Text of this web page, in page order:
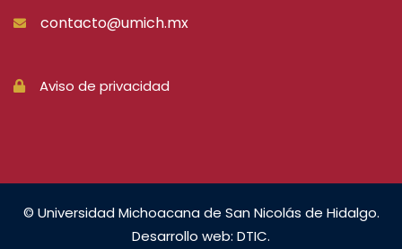
contacto@umich.mx
Aviso de privacidad
© Universidad Michoacana de San Nicolás de Hidalgo.
Desarrollo web: DTIC.